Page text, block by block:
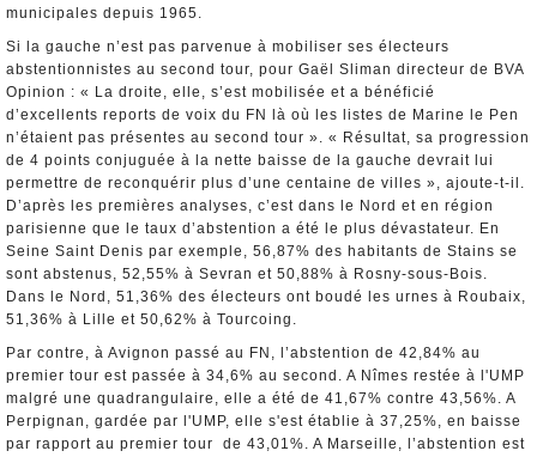
municipales depuis 1965.
Si la gauche n’est pas parvenue à mobiliser ses électeurs
abstentionnistes au second tour, pour Gaël Sliman directeur de BVA
Opinion : « La droite, elle, s’est mobilisée et a bénéficié
d’excellents reports de voix du FN là où les listes de Marine le Pen
n’étaient pas présentes au second tour ». « Résultat, sa progression
de 4 points conjuguée à la nette baisse de la gauche devrait lui
permettre de reconquérir plus d’une centaine de villes », ajoute-t-il.
D’après les premières analyses, c’est dans le Nord et en région
parisienne que le taux d’abstention a été le plus dévastateur. En
Seine Saint Denis par exemple, 56,87% des habitants de Stains se
sont abstenus, 52,55% à Sevran et 50,88% à Rosny-sous-Bois.
Dans le Nord, 51,36% des électeurs ont boudé les urnes à Roubaix,
51,36% à Lille et 50,62% à Tourcoing.
Par contre, à Avignon passé au FN, l’abstention de 42,84% au
premier tour est passée à 34,6% au second. A Nîmes restée à l'UMP
malgré une quadrangulaire, elle a été de 41,67% contre 43,56%. A
Perpignan, gardée par l'UMP, elle s'est établie à 37,25%, en baisse
par rapport au premier tour de 43,01%. A Marseille, l’abstention est